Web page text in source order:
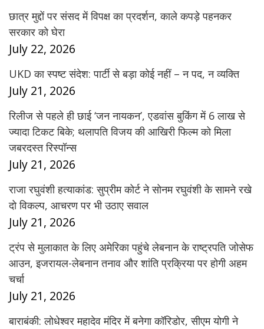
छात्र मुद्दों पर संसद में विपक्ष का प्रदर्शन, काले कपड़े पहनकर
सरकार को घेरा
July 22, 2026
UKD का स्पष्ट संदेश: पार्टी से बड़ा कोई नहीं – न पद, न व्यक्ति
July 21, 2026
रिलीज से पहले ही छाई ‘जन नायकन’, एडवांस बुकिंग में 6 लाख से
ज्यादा टिकट बिके; थलापति विजय की आखिरी फिल्म को मिला
जबरदस्त रिस्पॉन्स
July 21, 2026
राजा रघुवंशी हत्याकांड: सुप्रीम कोर्ट ने सोनम रघुवंशी के सामने रखे
दो विकल्प, आचरण पर भी उठाए सवाल
July 21, 2026
ट्रंप से मुलाकात के लिए अमेरिका पहुंचे लेबनान के राष्ट्रपति जोसेफ
आउन, इजरायल-लेबनान तनाव और शांति प्रक्रिया पर होगी अहम
चर्चा
July 21, 2026
बाराबंकी: लोधेश्वर महादेव मंदिर में बनेगा कॉरिडोर, सीएम योगी ने